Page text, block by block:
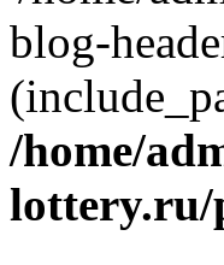
blog-
/home/
lottery.ru/